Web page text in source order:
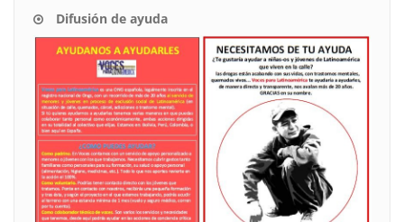
Difusión de ayuda